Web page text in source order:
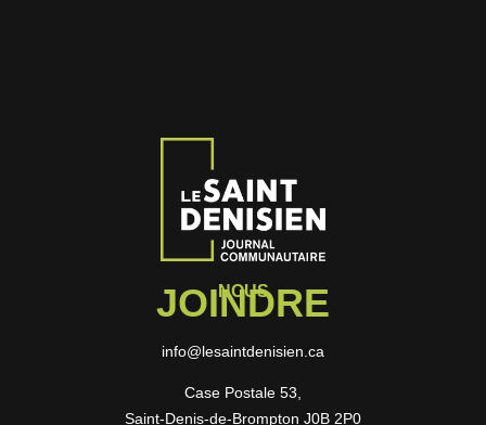
NOUS
JOINDRE
info@lesaintdenisien.ca
Case Postale 53,
Saint-Denis-de-Brompton J0B 2P0